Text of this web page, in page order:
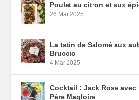
Poulet au citron et aux
26 Mar 2025
La tatin de Salomé aux
Bruccio
4 Mar 2025
Cocktail : Jack Rose avec
Père Magloire